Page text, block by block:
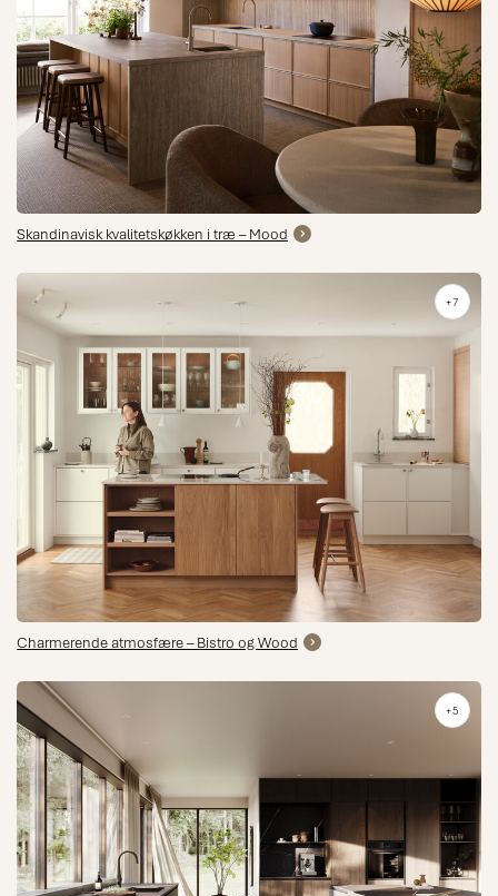
Skandinavisk kvalitetskøkken i træ – Mood
+7
Charmerende atmosfære – Bistro og Wood
+5